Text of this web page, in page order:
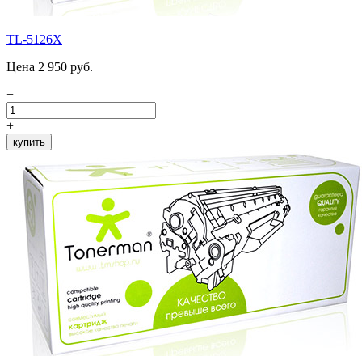
TL-5126X
Цена 2 950 руб.
−
+
купить